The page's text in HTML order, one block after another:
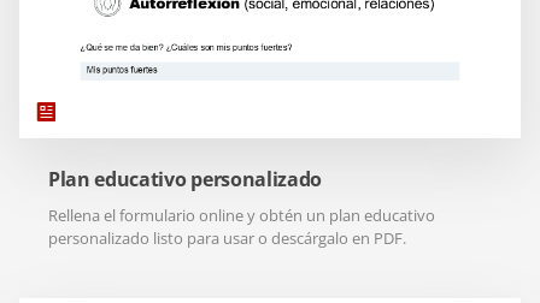
Plan educativo personalizado
Rellena el formulario online y obtén un plan educativo
personalizado listo para usar o descárgalo en PDF.